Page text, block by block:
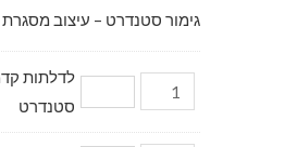
גימור סטנדרט – עיצוב
סטנדרט